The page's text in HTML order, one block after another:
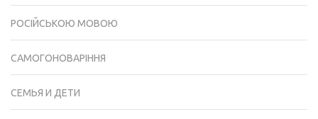
РОСІЙСЬКОЮ МОВОЮ
САМОГОНОВАРІННЯ
СЕМЬЯ И ДЕТИ